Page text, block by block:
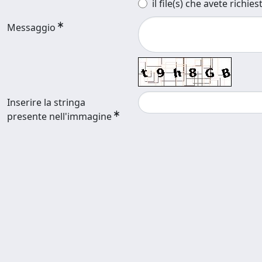
il file(s) che avete
Messaggio
Inserire la stringa
presente nell'immagine